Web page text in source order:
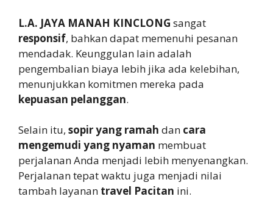
L.A. JAYA MANAH KINCLONG sangat
responsif, bahkan dapat memenuhi pesanan
mendadak. Keunggulan lain adalah
pengembalian biaya lebih jika ada kelebihan,
menunjukkan komitmen mereka pada
kepuasan pelanggan.
Selain itu, sopir yang ramah dan cara
mengemudi yang nyaman membuat
perjalanan Anda menjadi lebih menyenangkan.
Perjalanan tepat waktu juga menjadi nilai
tambah layanan travel Pacitan ini.